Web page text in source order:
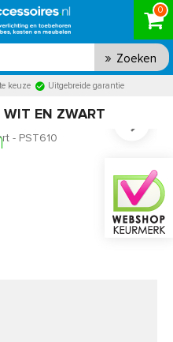
0
Zoeken
keuze Uitgebreide garantie
WIT EN ZWART